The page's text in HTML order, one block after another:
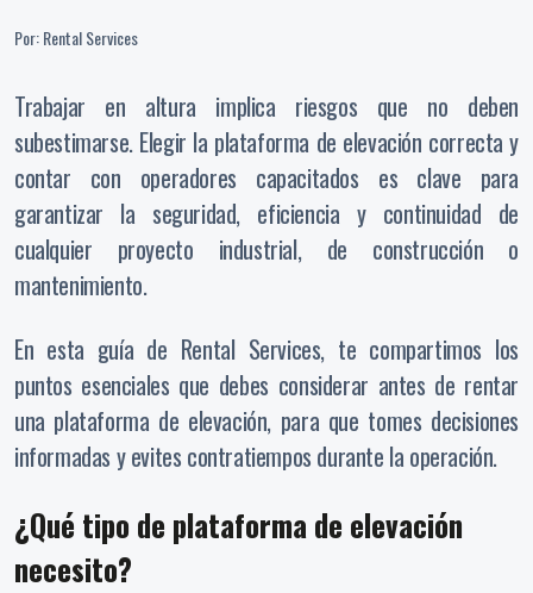
Por: Rental Services
Trabajar en altura implica riesgos que no deben
subestimarse. Elegir la plataforma de elevación correcta y
contar con operadores capacitados es clave para
garantizar la seguridad, eficiencia y continuidad de
cualquier proyecto industrial, de construcción o
mantenimiento.
En esta guía de Rental Services, te compartimos los
puntos esenciales que debes considerar antes de rentar
una plataforma de elevación, para que tomes decisiones
informadas y evites contratiempos durante la operación.
¿Qué tipo de plataforma de elevación
necesito?